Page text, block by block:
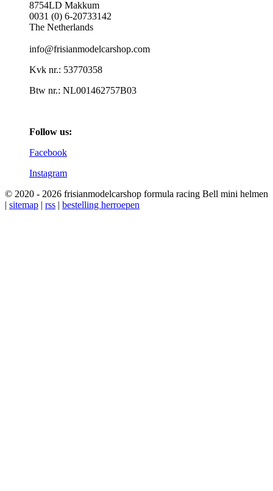
8754LD Makkum
0031 (0) 6-20733142
The Netherlands
info@frisianmodelcarshop.com
Kvk nr.: 53770358
Btw nr.: NL001462757B03
Follow us:
Facebook
Instagram
© 2020 - 2026 frisianmodelcarshop formula racing Bell mini helmen
| sitemap | rss | bestelling herroepen